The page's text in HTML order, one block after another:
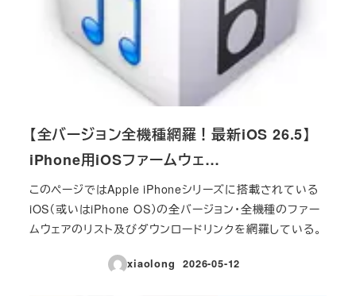
【全バージョン全機種網羅！最新iOS 26.5】
iPhone用iOSファームウェ…
このページではApple iPhoneシリーズに搭載されている
iOS（或いはiPhone OS）の全バージョン・全機種のファー
ムウェアのリスト及びダウンロードリンクを網羅している。
xiaolong
投稿日
2026-05-12